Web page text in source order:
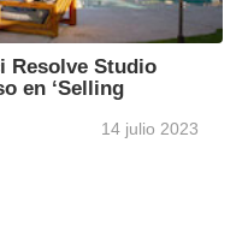
Resolve Studio
en ‘Selling
14 julio 2023